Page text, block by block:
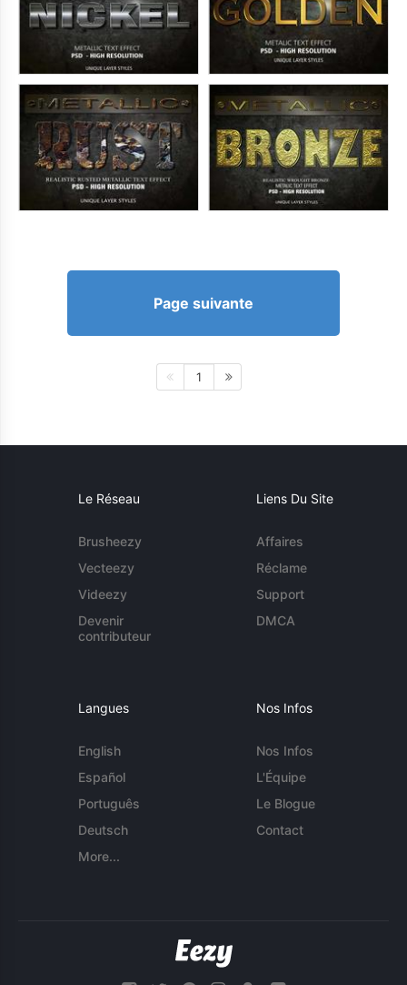
Page suivante
1
Le Réseau
Brusheezy
Vecteezy
Videezy
Devenir
contributeur
Liens Du Site
Affaires
Réclame
Support
DMCA
Langues
English
Español
Português
Deutsch
More...
Nos Infos
Nos Infos
L'Équipe
Le Blogue
Contact